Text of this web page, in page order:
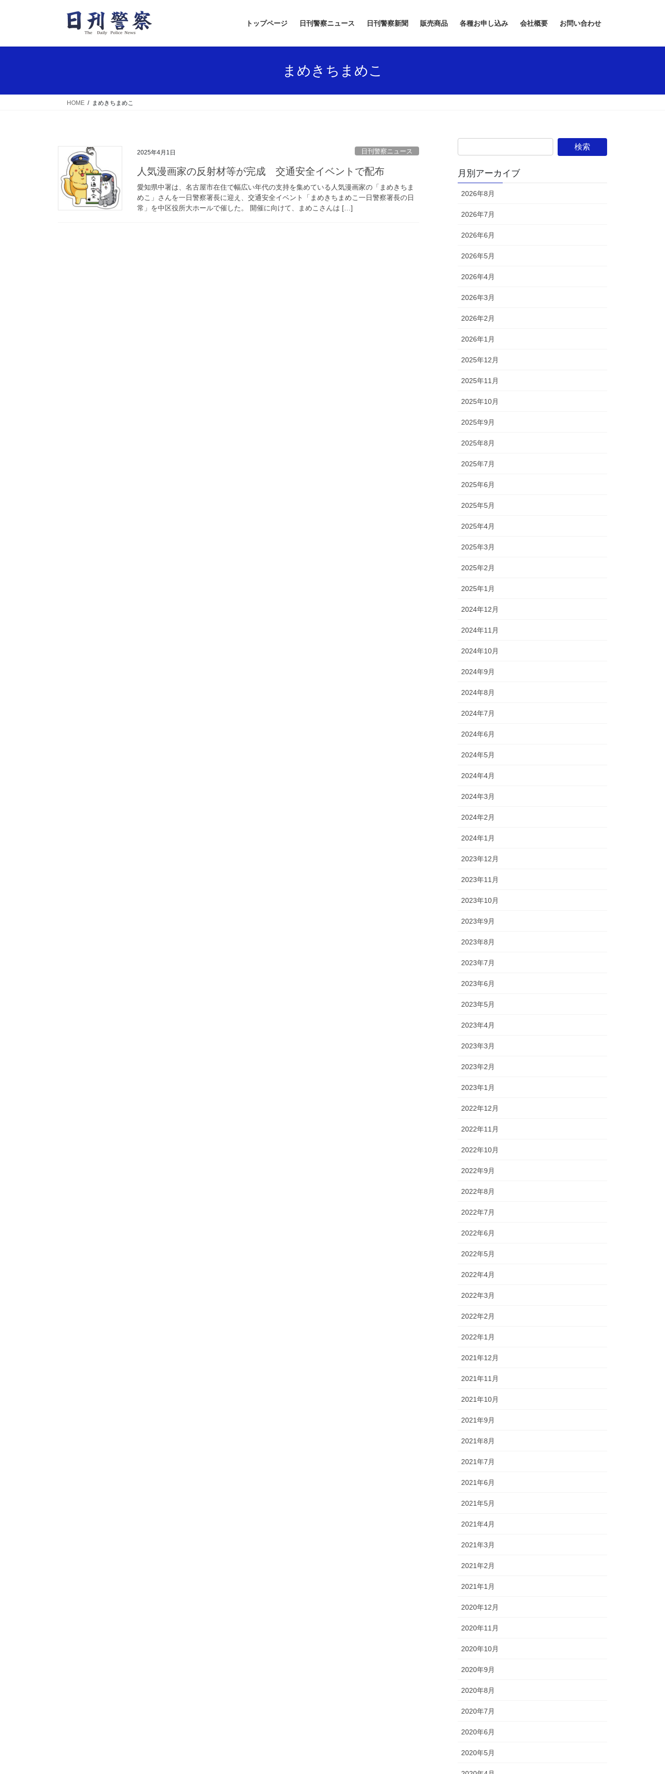
トップページ 日刊警察ニュース 日刊警察新聞 販売商品 各種お申し込み 会社概要 お問い合わせ
まめきちまめこ
HOME まめきちまめこ
2025年4月1日 日刊警察ニュース
人気漫画家の反射材等が完成 交通安全イベントで配布
愛知県中署は、名古屋市在住で幅広い年代の支持を集めている人気漫画家の「まめきちま
めこ」さんを一日警察署長に迎え、交通安全イベント「まめきちまめこ一日警察署長の日
常」を中区役所大ホールで催した。 開催に向けて、まめこさんは […]
月別アーカイブ
2026年8月
2026年7月
2026年6月
2026年5月
2026年4月
2026年3月
2026年2月
2026年1月
2025年12月
2025年11月
2025年10月
2025年9月
2025年8月
2025年7月
2025年6月
2025年5月
2025年4月
2025年3月
2025年2月
2025年1月
2024年12月
2024年11月
2024年10月
2024年9月
2024年8月
2024年7月
2024年6月
2024年5月
2024年4月
2024年3月
2024年2月
2024年1月
2023年12月
2023年11月
2023年10月
2023年9月
2023年8月
2023年7月
2023年6月
2023年5月
2023年4月
2023年3月
2023年2月
2023年1月
2022年12月
2022年11月
2022年10月
2022年9月
2022年8月
2022年7月
2022年6月
2022年5月
2022年4月
2022年3月
2022年2月
2022年1月
2021年12月
2021年11月
2021年10月
2021年9月
2021年8月
2021年7月
2021年6月
2021年5月
2021年4月
2021年3月
2021年2月
2021年1月
2020年12月
2020年11月
2020年10月
2020年9月
2020年8月
2020年7月
2020年6月
2020年5月